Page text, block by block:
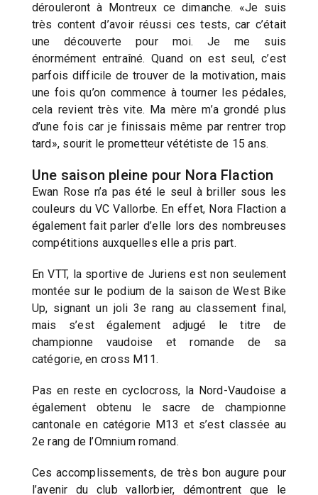
dérouleront à Montreux ce dimanche. «Je suis
très content d’avoir réussi ces tests, car c’était
une découverte pour moi. Je me suis
énormément entraîné. Quand on est seul, c’est
parfois difficile de trouver de la motivation, mais
une fois qu’on commence à tourner les pédales,
cela revient très vite. Ma mère m’a grondé plus
d’une fois car je finissais même par rentrer trop
tard», sourit le prometteur vététiste de 15 ans.
Une saison pleine pour Nora Flaction
Ewan Rose n’a pas été le seul à briller sous les
couleurs du VC Vallorbe. En effet, Nora Flaction a
également fait parler d’elle lors des nombreuses
compétitions auxquelles elle a pris part.
En VTT, la sportive de Juriens est non seulement
montée sur le podium de la saison de West Bike
Up, signant un joli 3e rang au classement final,
mais s’est également adjugé le titre de
championne vaudoise et romande de sa
catégorie, en cross M11.
Pas en reste en cyclocross, la Nord-Vaudoise a
également obtenu le sacre de championne
cantonale en catégorie M13 et s’est classée au
2e rang de l’Omnium romand.
Ces accomplissements, de très bon augure pour
l’avenir du club vallorbier, démontrent que le